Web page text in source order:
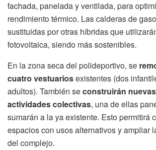
fachada, panelada y ventilada, para
rendimiento térmico. Las calderas de
sustituidas por otras híbridas que
fotovoltaica, siendo más sostenibles.
En la zona seca del polideportivo, se
cuatro vestuariosexistentes (dos
adultos). También seconstruirán
actividades colectivas, una de ellas
sumarán a la ya existente. Esto permitirá
espacios con usos alternativos y ampliar
del complejo.